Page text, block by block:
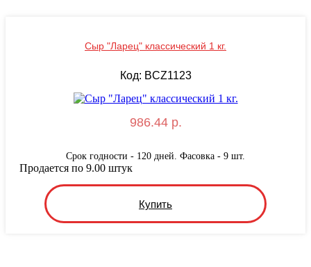
Сыр "Ларец" классический 1 кг.
Код: BCZ1123
986.44 р.
Срок годности - 120 дней. Фасовка - 9 шт.
Купить
Продается по 9.00 штук